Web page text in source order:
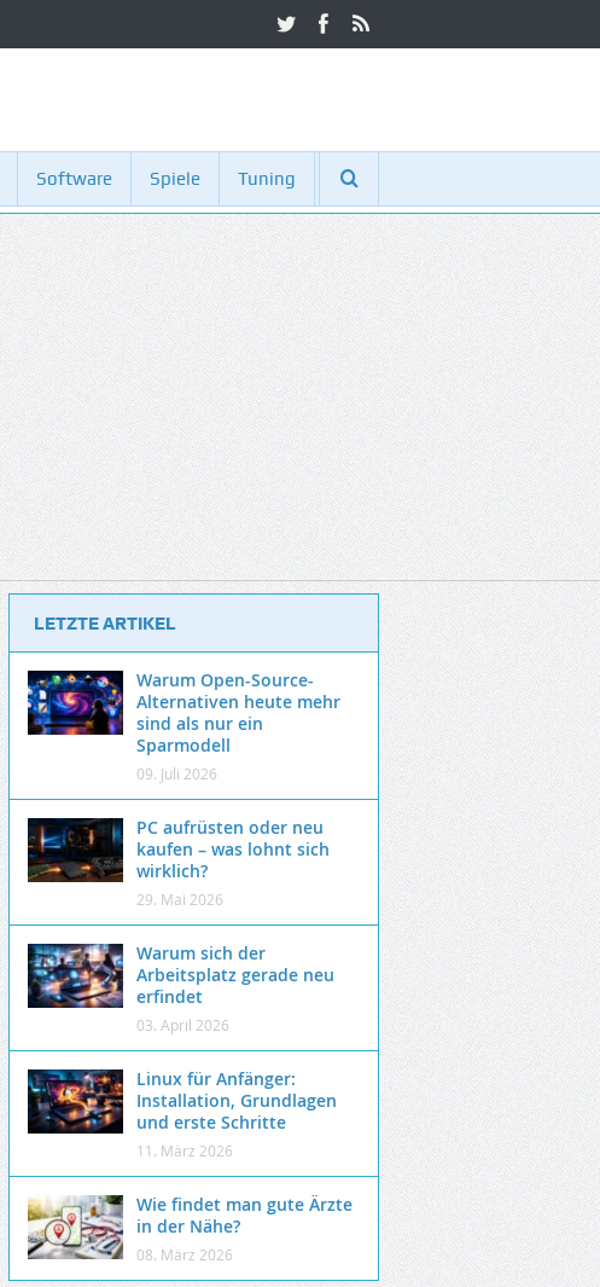
Software Spiele Tuning
LETZTE ARTIKEL
Warum Open-Source-
Alternativen heute mehr
sind als nur ein
Sparmodell
09. Juli 2026
PC aufrüsten oder neu
kaufen – was lohnt sich
wirklich?
29. Mai 2026
Warum sich der
Arbeitsplatz gerade neu
erfindet
03. April 2026
Linux für Anfänger:
Installation, Grundlagen
und erste Schritte
11. März 2026
Wie findet man gute Ärzte
in der Nähe?
08. März 2026